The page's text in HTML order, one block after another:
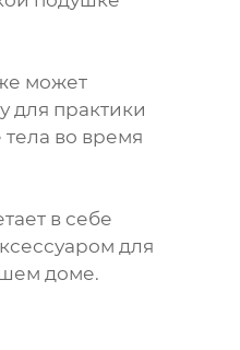
может
для практики
во время
в себе
для
доме.